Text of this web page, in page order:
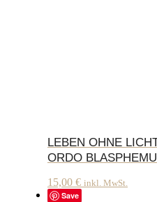
LEBEN OHNE
ORDO
15,00 € inkl. MwSt.
Save